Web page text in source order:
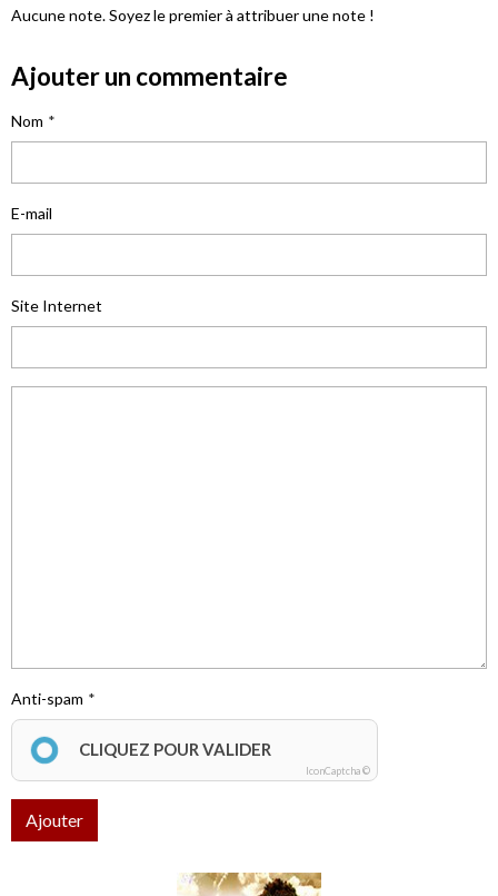
Aucune note. Soyez le premier à attribuer une note !
Ajouter un commentaire
Nom
E-mail
Site Internet
Anti-spam
CLIQUEZ POUR VALIDER
IconCaptcha ©
Ajouter